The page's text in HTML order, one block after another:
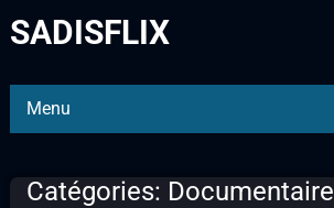
SADISFLIX
Menu
Catégories: Documentaire